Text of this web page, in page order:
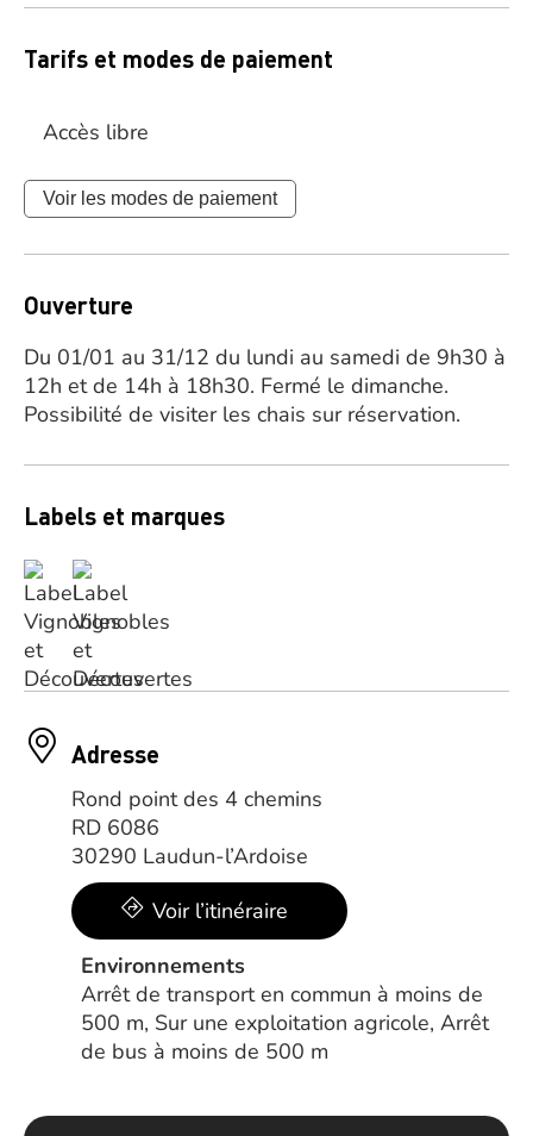
Tarifs et modes de paiement
Accès libre
Voir les modes de paiement
Ouverture
Du 01/01 au 31/12 du lundi au samedi de 9h30 à
12h et de 14h à 18h30. Fermé le dimanche.
Possibilité de visiter les chais sur réservation.
Labels et marques
Adresse
Rond point des 4 chemins
RD 6086
30290 Laudun-l’Ardoise
Voir l’itinéraire
Environnements
Arrêt de transport en commun à moins de
500 m, Sur une exploitation agricole, Arrêt
de bus à moins de 500 m